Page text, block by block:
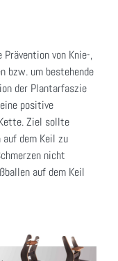
von Knie-,
bzw. um bestehende
der Plantarfaszie
positive
Ziel sollte
dem Keil zu
nicht
auf dem Keil